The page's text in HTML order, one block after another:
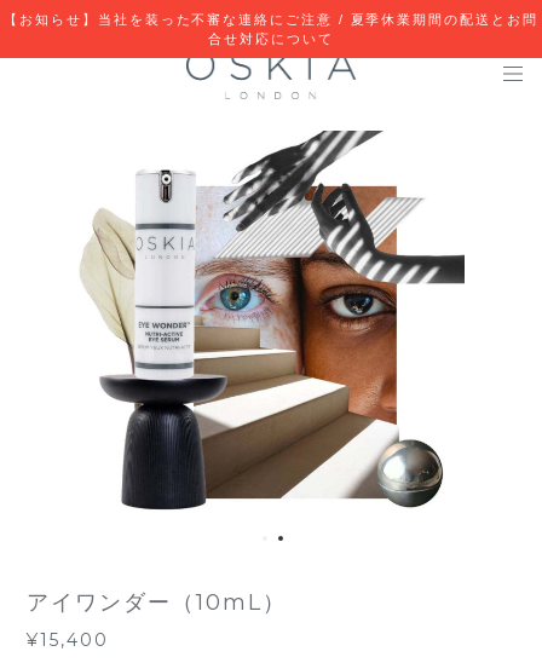
【お知らせ】当社を装った不審な連絡にご注意 / 夏季休業期間の配送とお問
合せ対応について
アイワンダー（10mL）
¥15,400